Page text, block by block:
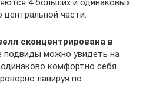
4 больших и одинаковых
центральной части.
сконцентрирована в
подвиды можно увидеть на
комфортно себя
лавируя по